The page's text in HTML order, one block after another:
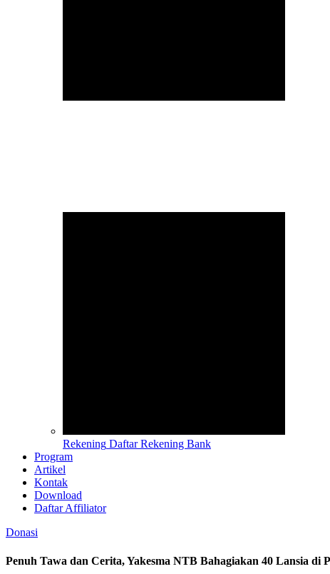
Rekening Daftar Rekening Bank
Program
Artikel
Kontak
Download
Daftar Affiliator
Donasi
Penuh Tawa dan Cerita, Yakesma NTB Bahagiakan 40 Lansia di